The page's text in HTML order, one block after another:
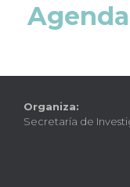
Organiza:
Secretaría de